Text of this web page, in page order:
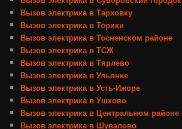
Вызов электрика в Тарховку
Вызов электрика в Торики
Вызов электрика в Тосненском районе
Вызов электрика в ТСЖ
Вызов электрика в Тярлево
Вызов электрика в Ульянке
Вызов электрика в Усть-Ижоре
Вызов электрика в Ушково
Вызов электрика в Центральном районе
Вызов электрика в Шувалово